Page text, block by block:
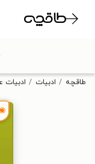
طاقچه ادبیات ادبیات